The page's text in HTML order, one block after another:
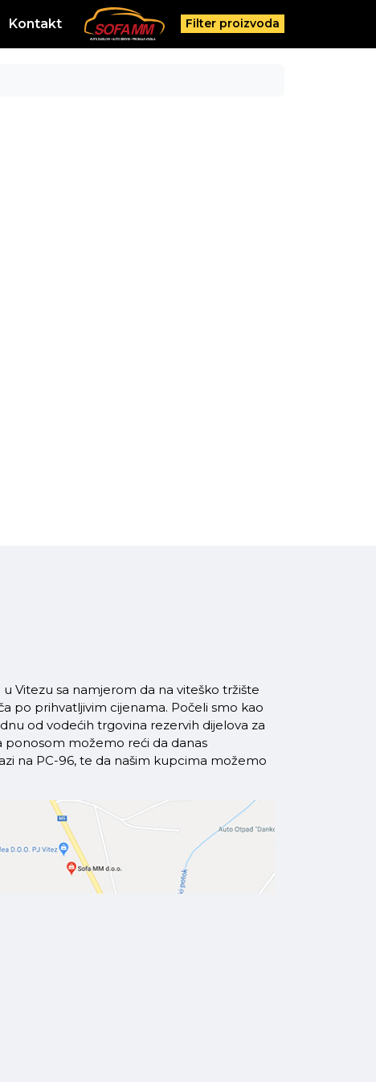
Kontakt Filter proizvoda
Vitezu sa namjerom da na viteško tržište
po prihvatljivim cijenama. Počeli smo kao
od vodećih trgovina rezervih dijelova za
ponosom možemo reći da danas
na PC-96, te da našim kupcima možemo